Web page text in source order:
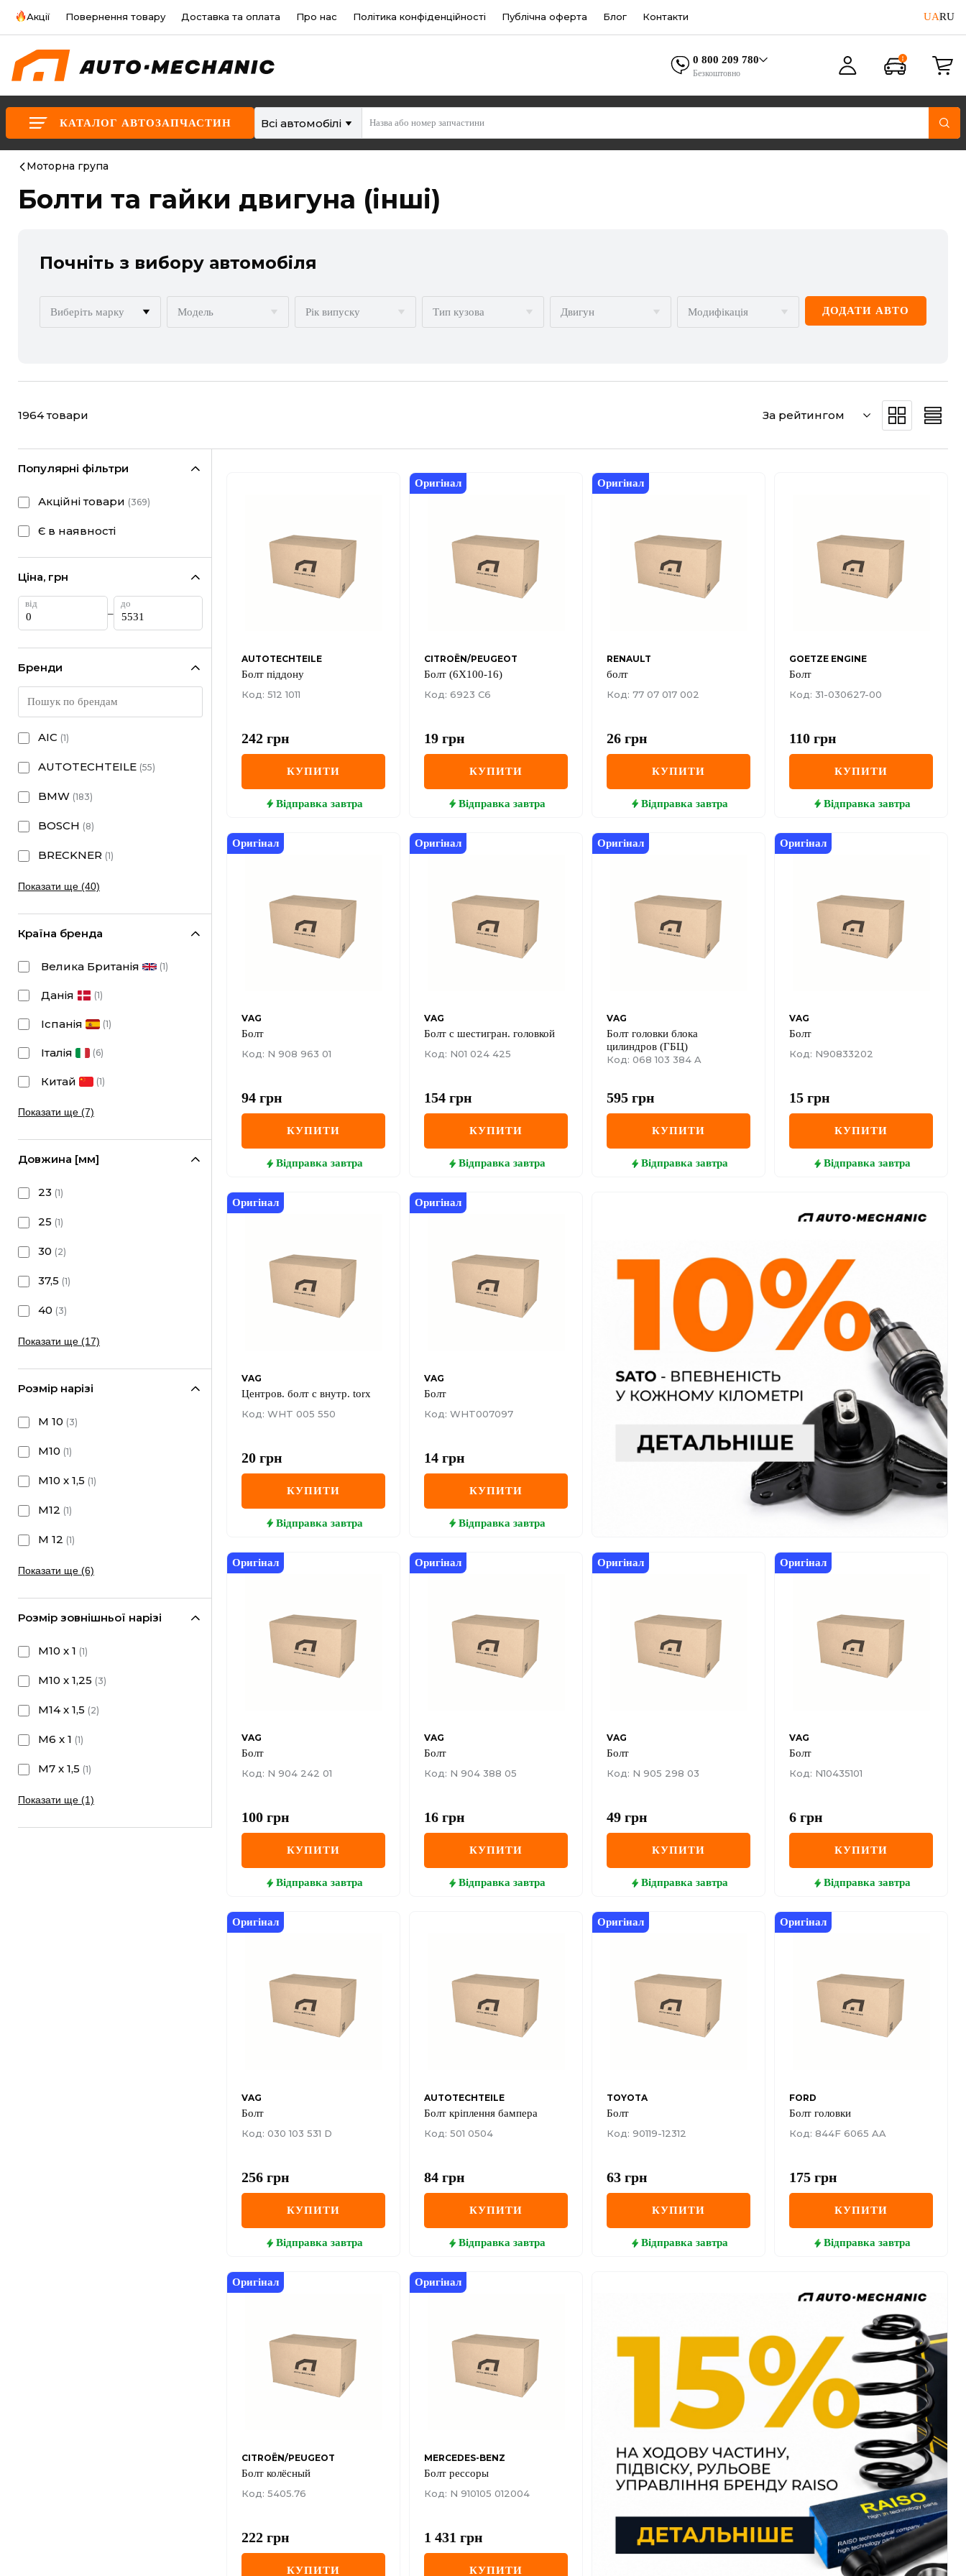
Акції Повернення товару Доставка та оплата Про нас Політика конфіденційності Публічна оферта Блог Контакти UARU
0 800 209 780
Безкоштовно
КАТАЛОГ АВТОЗАПЧАСТИН Всі автомобілі
Моторна група
Болти та гайки двигуна (інші)
Почніть з вибору автомобіля
Виберіть марку
GREAT WALL HAVAL
LINCOLN MAZDA
RAM RAVON RENAULT SEAT SMART SSANGYONG
TESLA TOYOTA ZEEKR
Модель Рік випуску Тип кузова Двигун Модифікація ДОДАТИ АВТО
За рейтингом
1964 товари
Популярні фільтри
Акційні товари (369)
Є в наявності
Ціна, грн
–
Бренди
AIC (1)
AUTOTECHTEILE (55)
BMW (183)
BOSCH (8)
BRECKNER (1)
Показати ще (40)
Країна бренда
Велика Британія (1)
Данія (1)
Іспанія (1)
Італія (6)
Китай (1)
Показати ще (7)
Довжина [мм]
23 (1)
25 (1)
30 (2)
37,5 (1)
40 (3)
Показати ще (17)
Розмір нарізі
M 10 (3)
M10 (1)
M10 x 1,5 (1)
M12 (1)
M 12 (1)
Показати ще (6)
Розмір зовнішньої нарізі
M10 x 1 (1)
M10 x 1,25 (3)
M14 x 1,5 (2)
M6 x 1 (1)
M7 x 1,5 (1)
Показати ще (1)
AUTOTECHTEILE
Болт піддону
Код: 512 1011
242 грн
КУПИТИ
Відправка завтра
Оригінал
CITROËN/PEUGEOT
Болт (6X100-16)
Код: 6923 C6
19 грн
КУПИТИ
Відправка завтра
Оригінал
RENAULT
болт
Код: 77 07 017 002
26 грн
КУПИТИ
Відправка завтра
GOETZE ENGINE
Болт
Код: 31-030627-00
110 грн
КУПИТИ
Відправка завтра
Оригінал
VAG
Болт
Код: N 908 963 01
94 грн
КУПИТИ
Відправка завтра
Оригінал
VAG
Болт с шестигран. головкой
Код: N01 024 425
154 грн
КУПИТИ
Відправка завтра
Оригінал
VAG
Болт головки блока
цилиндров (ГБЦ)
Код: 068 103 384 A
595 грн
КУПИТИ
Відправка завтра
Оригінал
VAG
Болт
Код: N90833202
15 грн
КУПИТИ
Відправка завтра
Оригінал
VAG
Центров. болт с внутр. torx
Код: WHT 005 550
20 грн
КУПИТИ
Відправка завтра
Оригінал
VAG
Болт
Код: WHT007097
14 грн
КУПИТИ
Відправка завтра
Оригінал
VAG
Болт
Код: N 904 242 01
100 грн
КУПИТИ
Відправка завтра
Оригінал
VAG
Болт
Код: N 904 388 05
16 грн
КУПИТИ
Відправка завтра
Оригінал
VAG
Болт
Код: N 905 298 03
49 грн
КУПИТИ
Відправка завтра
Оригінал
VAG
Болт
Код: N10435101
6 грн
КУПИТИ
Відправка завтра
Оригінал
VAG
Болт
Код: 030 103 531 D
256 грн
КУПИТИ
Відправка завтра
AUTOTECHTEILE
Болт кріплення бампера
Код: 501 0504
84 грн
КУПИТИ
Відправка завтра
Оригінал
TOYOTA
Болт
Код: 90119-12312
63 грн
КУПИТИ
Відправка завтра
Оригінал
FORD
Болт головки
Код: 844F 6065 AA
175 грн
КУПИТИ
Відправка завтра
Оригінал
CITROËN/PEUGEOT
Болт колёсный
Код: 5405.76
222 грн
КУПИТИ
Оригінал
MERCEDES-BENZ
Болт рессоры
Код: N 910105 012004
1 431 грн
КУПИТИ